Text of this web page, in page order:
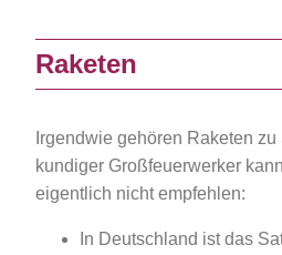
Raketen
Irgendwie gehören Raketen
kundiger Großfeuerwerker
eigentlich nicht empfehlen:
In Deutschland ist das